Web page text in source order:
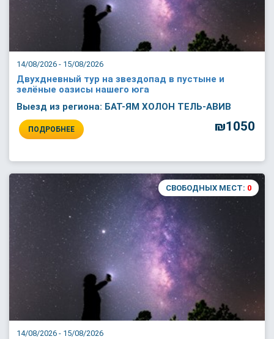
14/08/2026 - 15/08/2026
Двухдневный тур на звездопад в пустыне и
зелёные оазисы нашего юга
Выезд из региона: БАТ-ЯМ ХОЛОН ТЕЛЬ-АВИВ
ПОДРОБНЕЕ ₪1050
14/08/2026 - 15/08/2026
СВОБОДНЫХ МЕСТ: 0